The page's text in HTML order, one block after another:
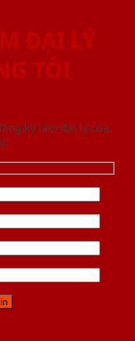
ĐẠI LÝ
TÔI
ký làm đại lý của